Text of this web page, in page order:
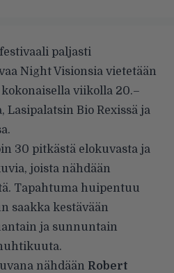
paljasti
Night Visionsia vietetään
viikolla 20.–
Lasipalatsin Bio Rexissä ja
30 pitkästä elokuvasta ja
joista nähdään
Tapahtuma huipentuu
saakka kestävään
ja sunnuntain
nähdään Robert